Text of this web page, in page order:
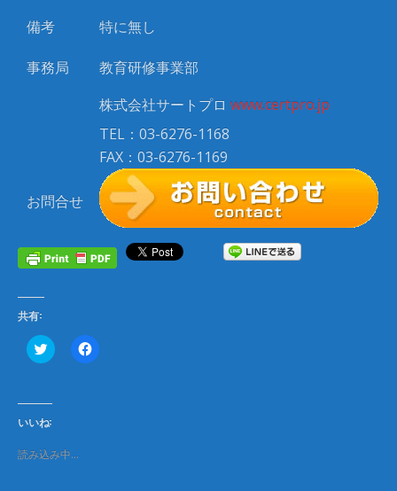
備考 特に無し
事務局
教育研修事業部
株式会社サートプロ www.certpro.jp
TEL：03-6276-1168
FAX：03-6276-1169
お問合せ
共有:
ク
リ
て
T
w
t
t
F
a
いいね:
読み込み中…